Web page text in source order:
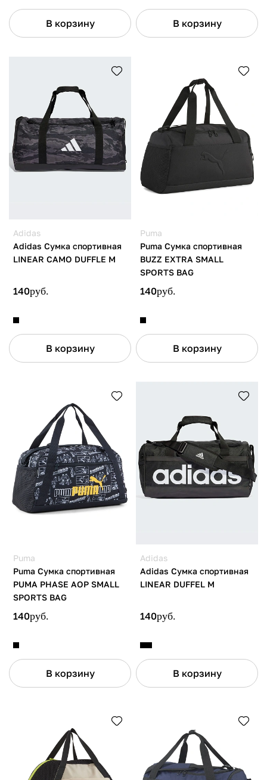
В корзину В корзину
Adidas
Adidas Сумка спортивная
LINEAR CAMO DUFFLE M
140руб.
В корзину
Puma
Puma Сумка спортивная
BUZZ EXTRA SMALL
SPORTS BAG
140руб.
В корзину
Puma
Puma Сумка спортивная
PUMA PHASE AOP SMALL
SPORTS BAG
140руб.
В корзину
Adidas
Adidas Сумка спортивная
LINEAR DUFFEL M
140руб.
В корзину